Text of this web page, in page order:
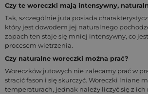
Czy te woreczki mają intensywny,
Tak, szczególnie juta posiada
który jest dowodem jej naturalnego
zapach ten staje się mniej intensywny, co
procesem wietrzenia.
Czy naturalne woreczki można prać?
Woreczków jutowych nie zalecamy prać w
stracić fason i się skurczyć. Woreczki lniane
temperaturach, jednak należy liczyć się z